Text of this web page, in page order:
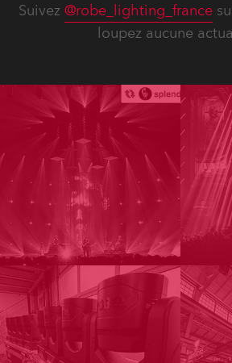
Suivez @robe_lighting_france
loupez aucune